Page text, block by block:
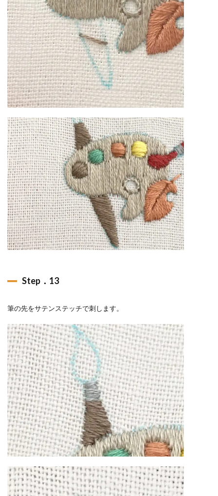
Step．13
筆の先をサテンステッチで刺します。